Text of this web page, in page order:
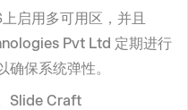
启用多可用区，并且
Pvt Ltd 定期进行
确保系统弹性。
Slide Craft